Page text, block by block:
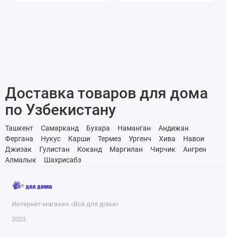
Доставка товаров для дома
по Узбекистану
Ташкент Самарканд Бухара Наманган
Андижан
Фергана
Нукус Карши Термез Ургенч Хива
Навои
Джизак
Гулистан Коканд Маргилан Чирчик
Ангрен
Алмалык
Шахрисабз
Интернет-магазин «Всё для дома»
2023